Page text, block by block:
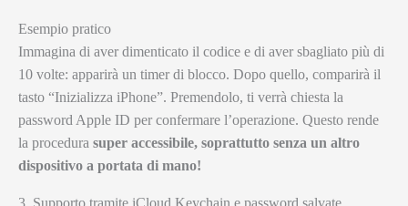
Esempio pratico
Immagina di aver dimenticato il codice e di aver sbagliato più di
10 volte: apparirà un timer di blocco. Dopo quello, comparirà il
tasto “Inizializza iPhone”. Premendolo, ti verrà chiesta la
password Apple ID per confermare l’operazione. Questo rende
la procedura super accessibile, soprattutto senza un altro
dispositivo a portata di mano!
3. Supporto tramite iCloud Keychain e password salvate